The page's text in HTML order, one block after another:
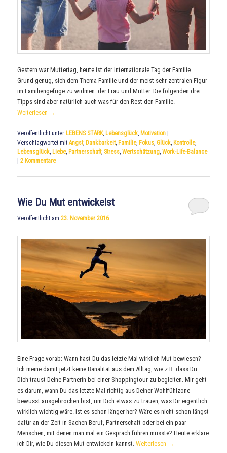
Gestern war Muttertag, heute ist der Internationale Tag der Familie.
Grund genug, sich dem Thema Familie und der meist sehr zentralen Figur
im Familiengefüge zu widmen: der Frau und Mutter. Die folgenden drei
Tipps sind aber natürlich auch was für den Rest den Familie.
Weiterlesen →
Veröffentlicht unter LEBENS STARK, Lebensglück Motivation |
Verschlagwortet mit Angst, Dankbarkeit, Familie, Fokus ,Glück Kontrolle,
Lebensglück Liebe, Partnerschaft, Stress ,Wertschätzung ,Work-Life-Balance
|2 Kommentare
Wie Du Mut entwickelst
Veröffentlicht am23. November 2016
Eine Frage vorab: Wann hast Du das letzte Mal wirklich Mut bewiesen?
Ich meine damit jetzt keine Banalität aus dem Alltag, wie z.B. dass Du
Dich traust Deine Partnerin bei einer Shoppingtour zu begleiten. Mir geht
es darum, wann Du das letzte Mal richtig aus Deiner Wohlfühlzone
bewusst ausgebrochen bist, um Dich etwas zu trauen, was Dir eigentlich
wirklich wichtig wäre. Ist es schon länger her? Wäre es nicht schon längst
dafür an der Zeit in Sachen Beruf, Partnerschaft oder bei ein paar
Menschen, mit denen man mal ein Gespräch führen müsste? Heute erkläre
ich Dir, wie Du diesen Mut entwickeln kannst.Weiterlesen →